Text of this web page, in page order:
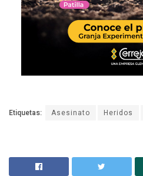
Etiquetas: Asesinato Heridos